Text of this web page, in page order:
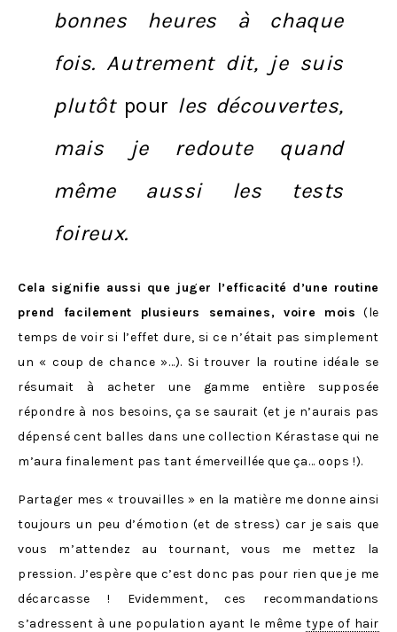
bonnes heures à chaque
fois. Autrement dit, je suis
plutôt pour les découvertes,
mais je redoute quand
même aussi les tests
foireux.
Cela signifie aussi que juger l’efficacité d’une routine
prend facilement plusieurs semaines, voire mois (le
temps de voir si l’effet dure, si ce n’était pas simplement
un « coup de chance »…). Si trouver la routine idéale se
résumait à acheter une gamme entière supposée
répondre à nos besoins, ça se saurait (et je n’aurais pas
dépensé cent balles dans une collection Kérastase qui ne
m’aura finalement pas tant émerveillée que ça… oops !).
Partager mes « trouvailles » en la matière me donne ainsi
toujours un peu d’émotion (et de stress) car je sais que
vous m’attendez au tournant, vous me mettez la
pression. J’espère que c’est donc pas pour rien que je me
décarcasse ! Evidemment, ces recommandations
s’adressent à une population ayant le mêmetype of hair